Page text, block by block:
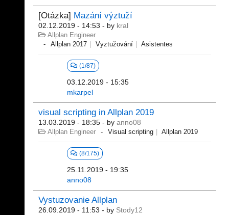
[Otázka] Mazání výztuží
02.12.2019 - 14:53 - by kral
Allplan Engineer
Allplan 2017
Vyztužování Asistentes
(1/87)
03.12.2019 - 15:35
mkarpel
visual scripting in Allplan 2019
13.03.2019 - 18:35 - by anno08
Allplan Engineer Visual scripting Allplan 2019
(8/175)
25.11.2019 - 19:35
anno08
Vystuzovanie Allplan
26.09.2019 - 11:53 - by Stody12